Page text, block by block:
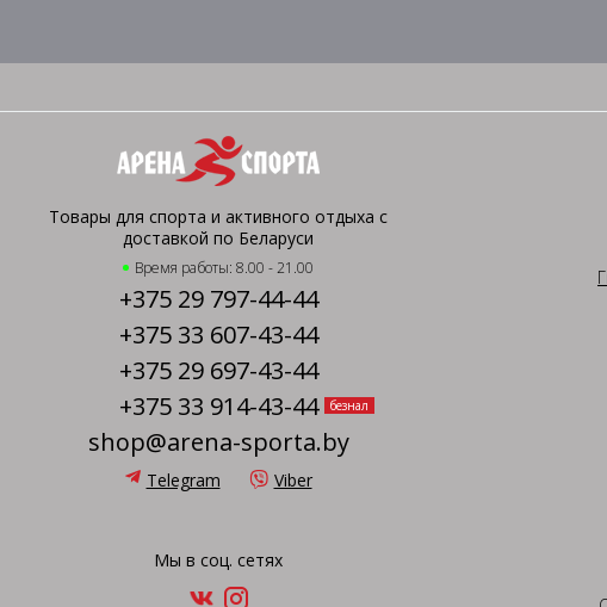
Товары для спорта и активного отдыха с
доставкой по Беларуси
Время работы: 8.00 - 21.00
+375 29 797-44-44
+375 33 607-43-44
+375 29 697-43-44
+375 33 914-43-44
безнал
shop@arena-sporta.by
Telegram Viber
Мы в соц. сетях